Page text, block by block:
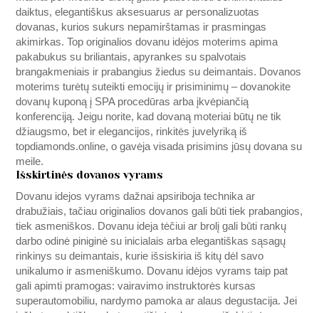
daiktus, elegantiškus aksesuarus ar personalizuotas
dovanas, kurios sukurs nepamirštamas ir prasmingas
akimirkas. Top originalios dovanu idėjos moterims apima
pakabukus su briliantais, apyrankes su spalvotais
brangakmeniais ir prabangius žiedus su deimantais. Dovanos
moterims turėtų suteikti emocijų ir prisiminimų – dovanokite
dovanų kuponą į SPA procedūras arba įkvėpiančią
konferenciją. Jeigu norite, kad dovaną moteriai būtų ne tik
džiaugsmo, bet ir elegancijos, rinkitės juvelyriką iš
topdiamonds.online, o gavėja visada prisimins jūsų dovana su
meile.
Išskirtinės dovanos vyrams
Dovanu idejos vyrams dažnai apsiriboja technika ar
drabužiais, tačiau originalios dovanos gali būti tiek prabangios,
tiek asmeniškos. Dovanu ideja tėčiui ar brolį gali būti rankų
darbo odinė piniginė su inicialais arba elegantiškas sąsagų
rinkinys su deimantais, kurie išsiskiria iš kitų dėl savo
unikalumo ir asmeniškumo. Dovanu idėjos vyrams taip pat
gali apimti pramogas: vairavimo instruktorės kursas
superautomobiliu, nardymo pamoka ar alaus degustacija. Jei